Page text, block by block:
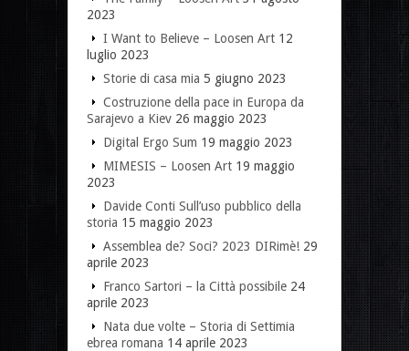
2023
I Want to Believe – Loosen Art 12
luglio 2023
Storie di casa mia 5 giugno 2023
Costruzione della pace in Europa da
Sarajevo a Kiev 26 maggio 2023
Digital Ergo Sum 19 maggio 2023
MIMESIS – Loosen Art 19 maggio
2023
Davide Conti Sull’uso pubblico della
storia 15 maggio 2023
Assemblea de? Soci? 2023 DIRimè! 29
aprile 2023
Franco Sartori – la Città possibile 24
aprile 2023
Nata due volte – Storia di Settimia
ebrea romana 14 aprile 2023